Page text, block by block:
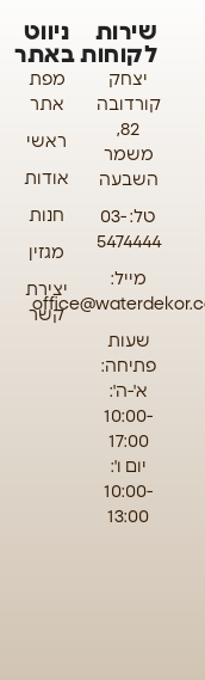
שירות
לקוחות
יצחק
קורדובה
82,
משמר
השבעה
טל: 03-
5474444
מייל:
שעות
פתיחה:
א'-ה':
10:00-
17:00
יום ו':
10:00-
13:00
ניווט
באתר
מפת
אתר
ראשי
אודות
חנות
מגזין
יצירת
קשר